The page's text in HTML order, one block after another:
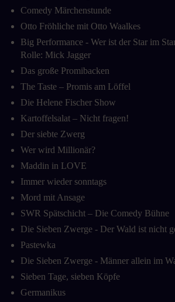
Comedy Märchenstunde
Otto Fröhliche mit Otto Waalkes
Big Performance - Wer ist der Star im
Rolle: Mick Jagger
Das große Promibacken
The Taste – Promis am Löffel
Die Helene Fischer Show
Kartoffelsalat – Nicht fragen!
Der siebte Zwerg
Wer wird Millionär?
Maddin in LOVE
Immer wieder sonntags
Mord mit Ansage
SWR Spätschicht – Die Comedy Bühne
Die Sieben Zwerge - Der Wald ist nicht
Pastewka
Die Sieben Zwerge - Männer allein im
Sieben Tage, sieben Köpfe
Germanikus